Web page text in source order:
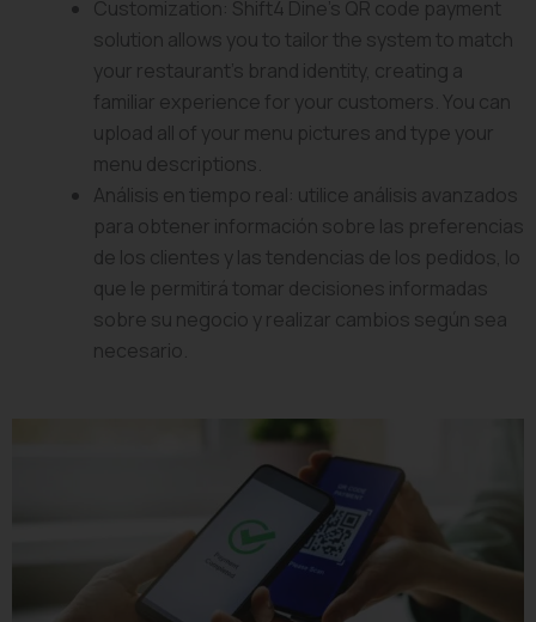
Customization: Shift4 Dine’s QR code payment
solution allows you to tailor the system to match
your restaurant’s brand identity, creating a
familiar experience for your customers. You can
upload all of your menu pictures and type your
menu descriptions.
Análisis en tiempo real: utilice análisis avanzados
para obtener información sobre las preferencias
de los clientes y las tendencias de los pedidos, lo
que le permitirá tomar decisiones informadas
sobre su negocio y realizar cambios según sea
necesario.